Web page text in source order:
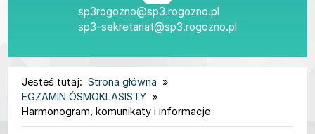
sp3rogozno@sp3.rogozno.pl
sp3-sekretariat@sp3.rogozno.pl
Jesteś tutaj: Strona główna
EGZAMIN ÓSMOKLASISTY
Harmonogram, komunikaty i informacje